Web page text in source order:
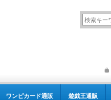
ワンピカード通販 遊戯王通販